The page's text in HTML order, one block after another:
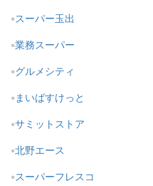
スーパー玉出
業務スーパー
グルメシティ
まいばすけっと
サミットストア
北野エース
スーパーフレスコ